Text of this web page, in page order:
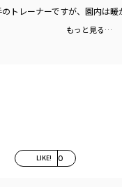
トレーナーですが、園内は
もっと見る…
LIKE! 0